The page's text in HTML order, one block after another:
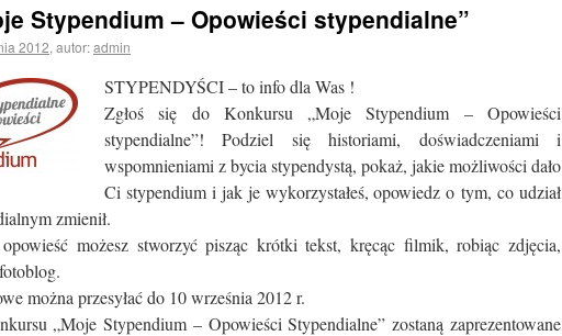
Stypendium – Opowieści stypendialne”
2012, autor:admin
STYPENDYŚCI – to info dla Was !
Zgłoś się do Konkursu „Moje Stypendium – Opowieści
stypendialne”! Podziel się historiami, doświadczeniami i
wspomnieniami z bycia stypendystą, pokaż, jakie możliwości dało
Ci stypendium i jak je wykorzystałeś, opowiedz o tym, co udział
zmienił.
możesz stworzyć pisząc krótki tekst, kręcąc filmik, robiąc zdjęcia,
można przesyłać do 10 września 2012 r.
„Moje Stypendium – Opowieści Stypendialne” zostaną zaprezentowane